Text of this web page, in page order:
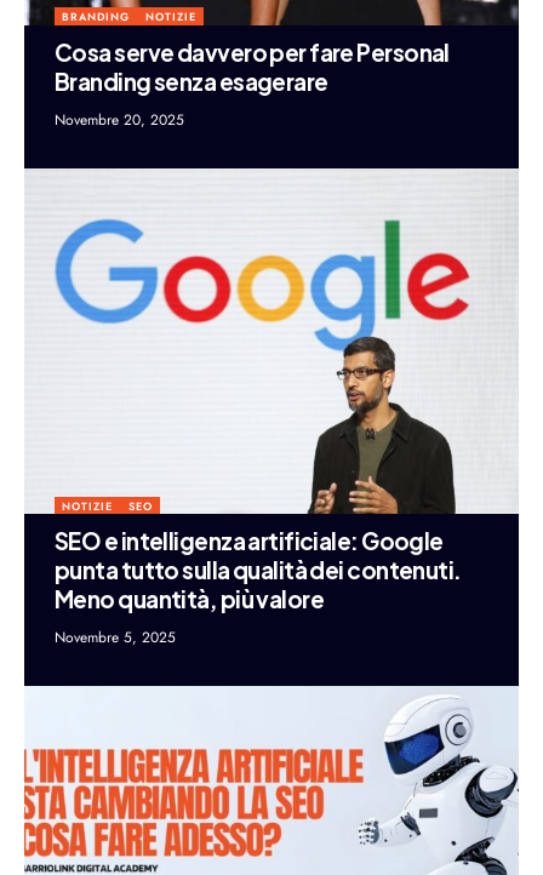
BRANDING NOTIZIE
Cosa serve davvero per fare Personal
Branding senza esagerare
Novembre 20, 2025
NOTIZIE SEO
SEO e intelligenza artificiale: Google
punta tutto sulla qualità dei contenuti.
Meno quantità, più valore
Novembre 5, 2025